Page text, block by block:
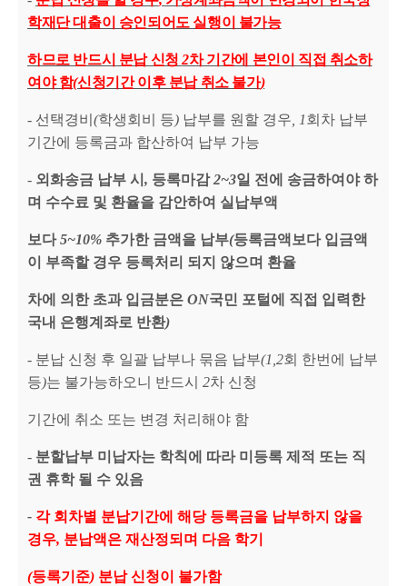
학재단 대출이 승인되어도 실행이 불가능
하므로 반드시 분납 신청2차 기간에 본인이 직접 취소하
여야 함(신청기간 이후 분납 취소 불가)
- 선택경비 (학생회비 등) 납부를 원할 경우 , 1회차 납부
기간에 등록금과 합산하여 납부 가능
- 외화송금 납부 시 , 등록마감2~3일 전에 송금하여야 하
며 수수료 및 환율을 감안하여 실납부액
보다5~10% 추가한 금액을 납부(등록금액보다 입금액
이 부족할 경우 등록처리 되지 않으며 환율
차에 의한 초과 입금분은 ON국민 포털에 직접 입력한
국내 은행계좌로 반환)
- 분납 신청 후 일괄 납부나 묶음 납부(1,2회 한번에 납부
등)는 불가능하오니 반드시 2차 신청
기간에 취소 또는 변경 처리해야 함
- 분할납부 미납자는 학칙에 따라 미등록 제적 또는 직
권 휴학 될 수 있음
- 각 회차별 분납기간에 해당 등록금을 납부하지 않을
경우, 분납액은 재산정되며 다음 학기
(등록기준) 분납 신청이 불가함